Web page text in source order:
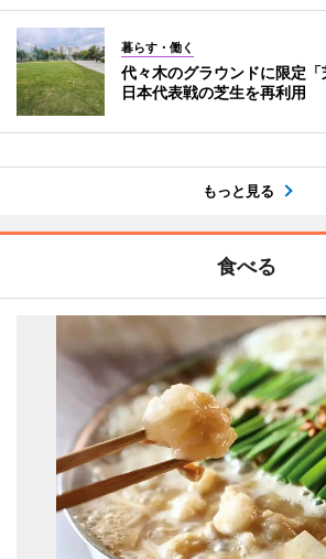
暮らす・働く
代々木のグラウンドに限定
日本代表戦の芝生を再利用
もっと見る
食べる